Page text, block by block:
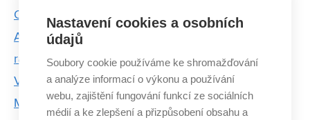
Od diferenciálních rovnic k fermentované zálivce.
Absolvent FSI slaví úspěchy se svou unikátní
rajčatovou omáčkou
Vyšla nová dětská kniha absolventa FSI VUT.
Mimoprostor zábavným způsobem přibližuje
Nastavení cookies a osobních
údajů
Soubory cookie používáme ke shromažďování
a analýze informací o výkonu a používání
webu, zajištění fungování funkcí ze sociálních
médií a ke zlepšení a přizpůsobení obsahu a